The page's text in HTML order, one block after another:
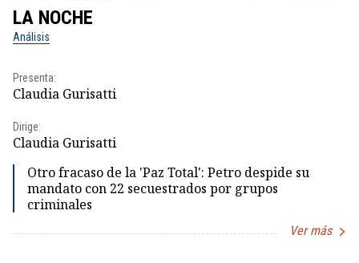
LA NOCHE
Análisis
Presenta:
Claudia Gurisatti
Dirige:
Claudia Gurisatti
Otro fracaso de la 'Paz Total': Petro despide su
mandato con 22 secuestrados por grupos
criminales
Ver más